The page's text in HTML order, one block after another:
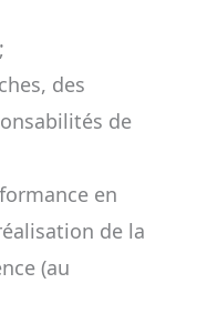
des
de
en
de la
(au